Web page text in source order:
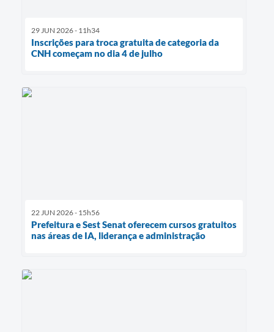
29 JUN 2026 - 11h34
Inscrições para troca gratuita de categoria da
CNH começam no dia 4 de julho
22 JUN 2026 - 15h56
Prefeitura e Sest Senat oferecem cursos gratuitos
nas áreas de IA, liderança e administração